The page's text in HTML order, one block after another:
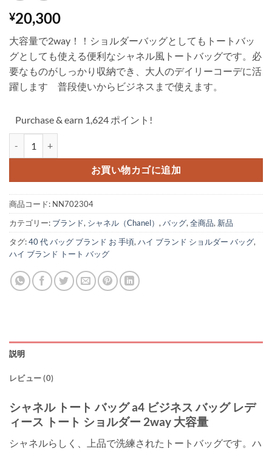
¥20,300
大容量で2way！！ショルダーバッグとしてもトートバッ
グとしても使える便利なシャネル風トートバッグです。必
要なものがしっかり収納でき、大人のデイリーコーデに活
躍します 普段使いからビジネスまで使えます。
Purchase & earn 1,624 ポイント!
お買い物カゴに追加
商品コード: NN702304
カテゴリー: ブランド, シャネル（Chanel） ,バッグ,全商品, 新品
タグ:40 代 バッグ ブランド お 手頃,ハイ ブランド ショルダー バッグ,
ハイ ブランド トート バッグ
説明
レビュー (0)
シャネル トート バッグ a4 ビジネス バッグ レデ
ィース トート ショルダー 2way 大容量
シャネルらしく、上品で洗練されたトートバッグです。ハ